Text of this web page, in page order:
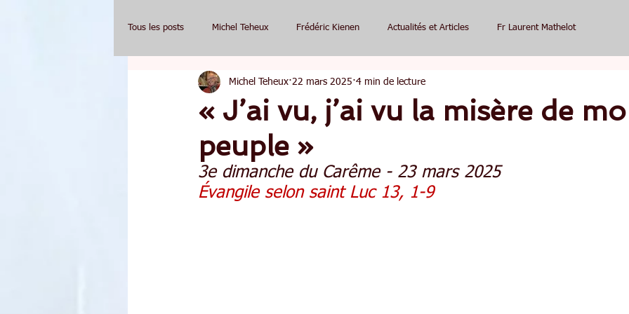
Tous les posts Michel Teheux Frédéric Kienen Actualités et Articles Fr Laurent Mathelot
« J’ai vu, j’ai vu la misère de
peuple »
Michel Teheux 22 mars 2025 4 min de lecture
3e dimanche du Carême - 23 mars 2025
Évangile selon saint Luc 13, 1-9